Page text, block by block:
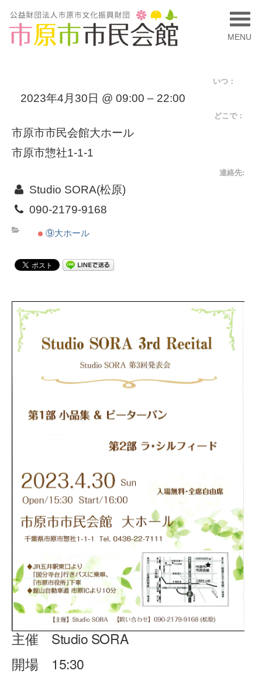
MENU
いつ：
2023年4月30日 @ 09:00 – 22:00
どこで：
市原市市民会館大ホール
市原市惣社1-1-1
連絡先:
Studio SORA(松原)
090-2179-9168
⑨大ホール
主催 Studio SORA
開場 15:30